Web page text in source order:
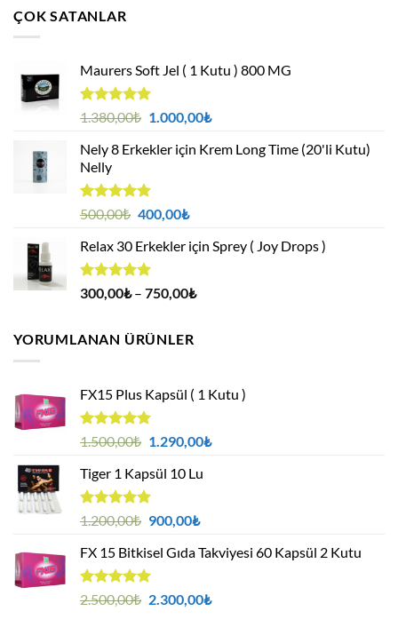
ÇOK SATANLAR
Maurers Soft Jel ( 1 Kutu ) 800 MG
5 üzerinden
oy
aldı
1.380,00₺ Orijinal
1.380,00₺.
1.000,00₺Şu
fiyat:
Nely 8 Erkekler için Krem Long Time (20'li Kutu)
Nelly
5 üzerinden
oy
aldı
500,00₺ Orijinal
500,00₺.
400,00₺Şu
fiyat:
Relax 30 Erkekler için Sprey ( Joy Drops )
5 üzerinden
4.94oy
300,00₺ – 750,00₺Fiyat
YORUMLANAN ÜRÜNLER
FX15 Plus Kapsül ( 1 Kutu )
5 üzerinden
oy
aldı
1.500,00₺ Orijinal
1.500,00₺.
1.290,00₺Şu
Tiger 1 Kapsül 10 Lu
5 üzerinden
oy
aldı
1.200,00₺ Orijinal
1.200,00₺.
900,00₺Şu
fiyat:
FX 15 Bitkisel Gıda Takviyesi 60 Kapsül 2 Kutu
5 üzerinden
oy
2.500,00₺ Orijinal
2.300,00₺Şu